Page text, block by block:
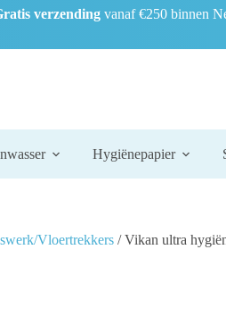
verzending vanaf €250 binnen
Hygiënepapier
Vloertrekkers / Vikan ultra